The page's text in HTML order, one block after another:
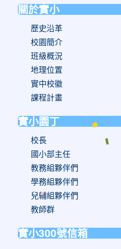
關於實小
歷史沿革
校園簡介
班級概況
地理位置
實中校徽
課程計畫
實小園丁
校長
國小部主任
教務組夥伴們
學務組夥伴們
兒輔組夥伴們
教師群
實小300號信箱